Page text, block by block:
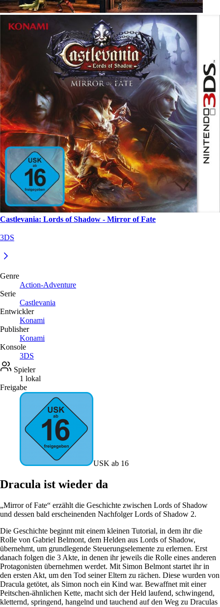
Castlevania: Lords of Shadow - Mirror of Fate
3DS
Genre
Action-Adventure
Serie
Castlevania
Entwickler
Konami
Publisher
Konami
Konsole
3DS
Spieler
1 lokal
Freigabe
USK ab 16
Dracula ist wieder da
„Mirror of Fate“ erzählt die Geschichte zwischen Lords of Shadow
und dessen bald erscheinenden Nachfolger Lords of Shadow 2.
Die Geschichte beginnt mit einem kleinen Tutorial, in dem ihr die
Rolle von Gabriel Belmont, dem Helden aus Lords of Shadow,
übernehmt, um grundlegende Steuerungselemente zu erlernen. Erst
danach folgen die 3 Akte, in denen ihr jeweils die Rolle eines anderen
Protagonisten übernehmen werdet. Mit Simon Belmont startet ihr in
den ersten Akt, um den Tod seiner Eltern zu rächen. Diese wurden von
Dracula getötet, als Simon noch ein Kind war. Bewaffnet mit einer
Peitschen-ähnlichen Kette, macht sich der Held laufend, schwingend,
kletternd, springend, hangelnd und tauchend auf den Weg zu Draculas